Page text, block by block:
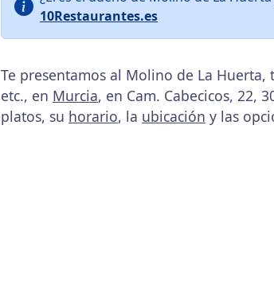
10Restaurantes.es
Te presentamos al Molino de La
etc., en Murcia, en Cam. Cabecicos, 22,
platos, su horario, la ubicación y las